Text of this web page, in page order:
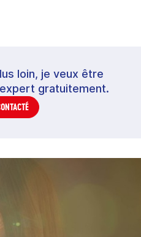
loin, je veux être
gratuitement.